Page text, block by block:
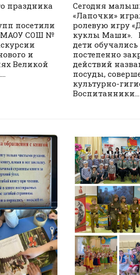
праздника
посетили
МАОУ СОШ №
и
Великой
Сегодня
«Лапочки»
ролевую игру
куклы Маши».
дети
постепенно
действий
посуды,
культурно-
Воспитанники...